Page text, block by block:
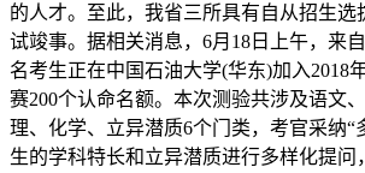
的人才。至此，我省三所具有自从招生选
试竣事。据相关消息，6月18日上午，来
名考生正在中国石油大学(华东)加入2018
赛200个认命名额。本次测验共涉及语文
理、化学、立异潜质6个门类，考官采纳“
生的学科特长和立异潜质进行多样化提问